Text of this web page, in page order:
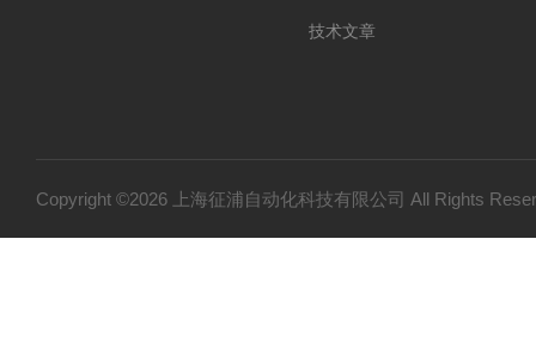
技术文章
Copyright ©2026 上海征浦自动化科技有限公司 All Rights